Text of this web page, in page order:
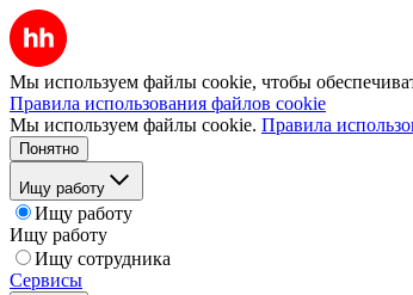
Мы используем файлы cookie, чтобы
Правила использования файлов cookie
Мы используем файлы cookie. Правила
Понятно
Ищу работу
Ищу работу
Ищу работу
Ищу сотрудника
Сервисы